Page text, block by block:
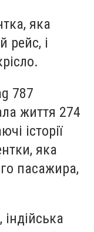
яка
рейс, і
787
життя 274
історії
яка
пасажира,